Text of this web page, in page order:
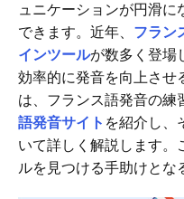
ュニケーションが円滑
できます。近年、 フラン
インツールが数多く登場
効率的に発音を向上させ
は、フランス語発音の練
語発音サイト を紹介し、
いて詳しく解説します。
ルを見つける手助けとな